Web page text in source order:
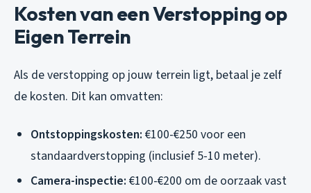
Kosten van een Verstopping op
Eigen Terrein
Als de verstopping op jouw terrein ligt, betaal je zelf
de kosten. Dit kan omvatten:
Ontstoppingskosten: €100-€250 voor een
standaardverstopping (inclusief 5-10 meter).
Camera-inspectie: €100-€200 om de oorzaak vast